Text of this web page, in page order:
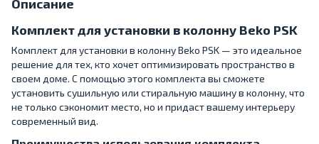
Описание
Комплект для установки в колонну Beko PSK
Комплект для установки в колонну Beko PSK — это идеальное
решение для тех, кто хочет оптимизировать пространство в
своем доме. С помощью этого комплекта вы сможете
установить сушильную или стиральную машину в колонну, что
не только сэкономит место, но и придаст вашему интерьеру
современный вид.